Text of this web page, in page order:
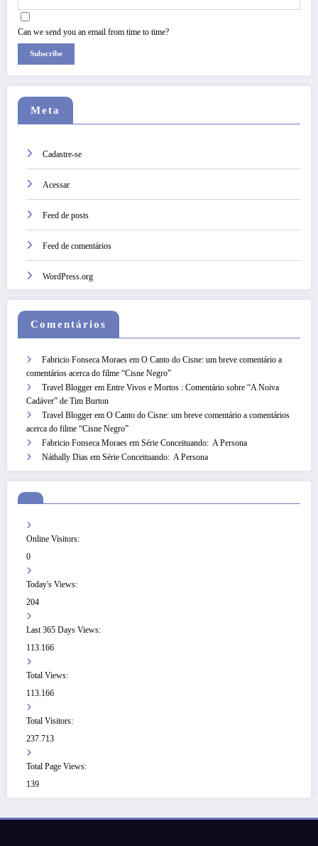
Can we send you an email from time to time?
Subscribe
Meta
Cadastre-se
Acessar
Feed de posts
Feed de comentários
WordPress.org
Comentários
Fabricio Fonseca Moraes em O Canto do Cisne: um breve comentário a
comentários acerca do filme “Cisne Negro”
Travel Blogger em Entre Vivos e Mortos : Comentário sobre “A Noiva
Cadáver” de Tim Burton
Travel Blogger em O Canto do Cisne: um breve comentário a comentários
acerca do filme “Cisne Negro”
Fabricio Fonseca Moraes em Série Conceituando: A Persona
Náthally Dias em Série Conceituando: A Persona
Online Visitors:
0
Today's Views:
204
Last 365 Days Views:
113.166
Total Views:
113.166
Total Visitors:
237.713
Total Page Views:
139